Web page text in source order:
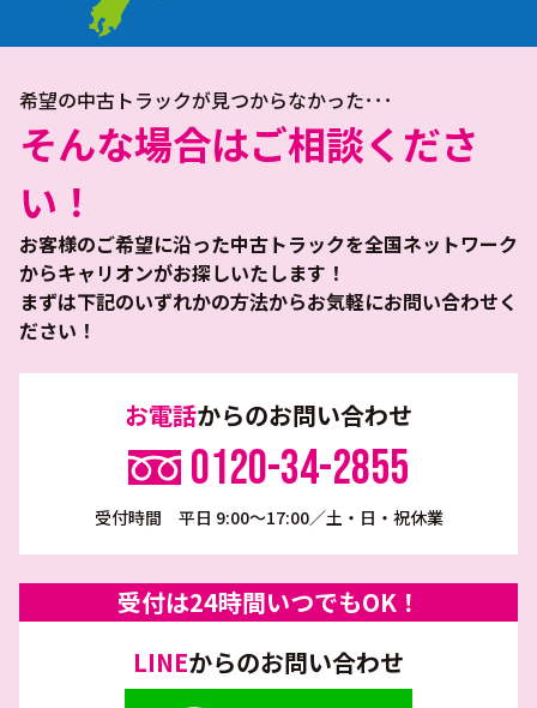
希望の中古トラックが見つからなかった･･･
そんな場合はご相談くださ
い！
お客様のご希望に沿った中古トラックを全国ネットワーク
からキャリオンがお探しいたします！
まずは下記のいずれかの方法からお気軽にお問い合わせく
ださい！
お電話からのお問い合わせ
0120-34-2855
受付時間 平日 9:00～17:00／土・日・祝休業
受付は24時間いつでもOK！
LINEからのお問い合わせ